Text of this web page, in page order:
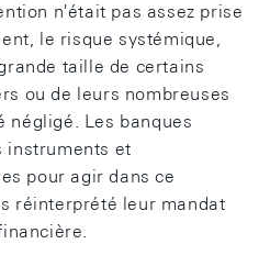
n'était pas assez prise
le risque systémique,
taille de certains
ou de leurs nombreuses
négligé. Les banques
instruments et
pour agir dans ce
réinterprété leur mandat